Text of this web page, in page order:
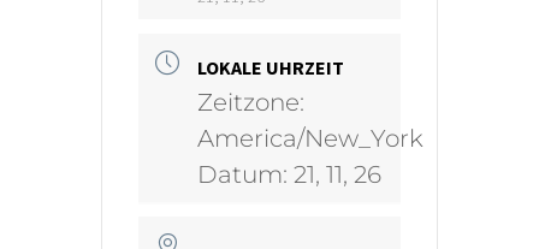
LOKALE UHRZEIT
Zeitzone:
America/New_York
Datum: 21, 11, 26